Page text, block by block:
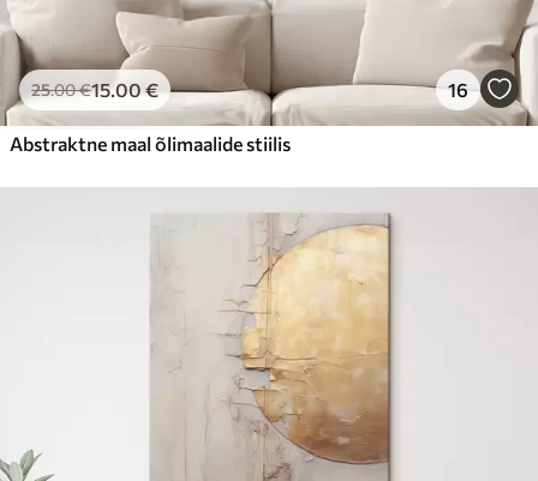
25.00€15.00€ 16
Abstraktne maal õlimaalide stiilis